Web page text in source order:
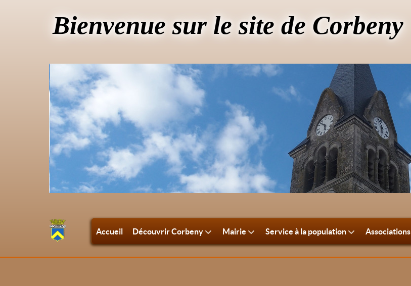
Bienvenue sur le site de Corbeny
Accueil Découvrir Corbeny Mairie Service à la population Associations